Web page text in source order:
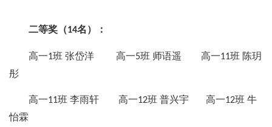
二等奖（14名）：
高一1班 张岱洋 高一5班 师语遥 高一11班 陈玥
彤
高一11班 李雨轩 高一12班 普兴宇 高一12班 牛
怡霖